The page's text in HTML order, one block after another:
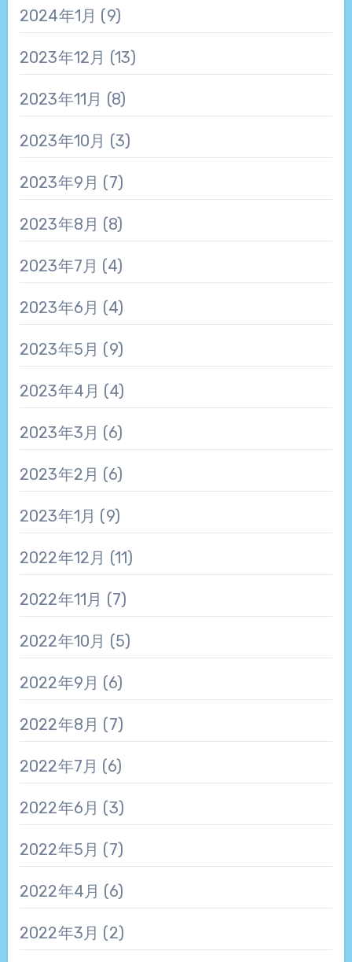
2024年1月 (9)
2023年12月 (13)
2023年11月 (8)
2023年10月 (3)
2023年9月 (7)
2023年8月 (8)
2023年7月 (4)
2023年6月 (4)
2023年5月 (9)
2023年4月 (4)
2023年3月 (6)
2023年2月 (6)
2023年1月 (9)
2022年12月 (11)
2022年11月 (7)
2022年10月 (5)
2022年9月 (6)
2022年8月 (7)
2022年7月 (6)
2022年6月 (3)
2022年5月 (7)
2022年4月 (6)
2022年3月 (2)